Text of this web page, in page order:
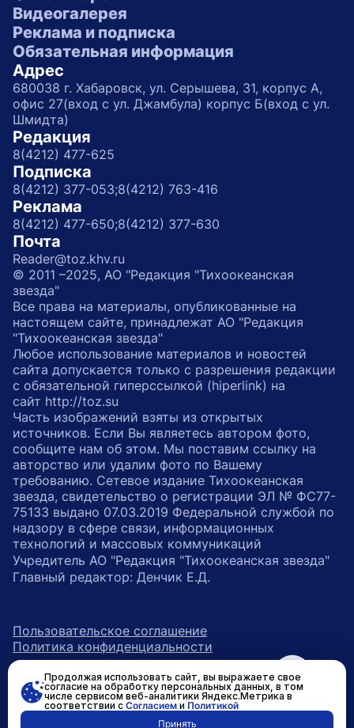
Видеогалерея
Реклама и подписка
Обязательная информация
Адрес
680038 г. Хабаровск, ул. Серышева, 31, корпус А,
офис 27(вход с ул. Джамбула) корпус Б(вход с ул.
Шмидта)
Редакция
8(4212) 477-625
Подписка
8(4212) 377-053;8(4212) 763-416
Реклама
8(4212) 477-650;8(4212) 377-630
Почта
Reader@toz.khv.ru
© 2011 –2025, АО "Редакция "Тихоокеанская
звезда"
Все права на материалы, опубликованные на
настоящем сайте, принадлежат АО "Редакция
"Тихоокеанская звезда"
Любое использование материалов и новостей
сайта допускается только с разрешения редакции
с обязательной гиперссылкой (hiperlink) на
сайт http://toz.su
Часть изображений взяты из открытых
источников. Если Вы являетесь автором фото,
сообщите нам об этом. Мы поставим ссылку на
авторство или удалим фото по Вашему
требованию. Сетевое издание Тихоокеанская
звезда, свидетельство о регистрации ЭЛ № ФС77-
75133 выдано 07.03.2019 Федеральной службой по
надзору в сфере связи, информационных
технологий и массовых коммуникаций
Учредитель АО "Редакция "Тихоокеанская звезда"
Главный редактор: Денчик Е.Д.
Пользовательское соглашение
Политика конфиденциальности
ссылка на главную
возрастное ограничение 16+
ссылка на страницу в Вконтакте
ссылка на страницу в
ссылка на канал в
Продолжая использовать сайт, вы выражаете свое
согласие на обработку персональных данных, в том
числе сервисом веб-аналитики Яндекс.Метрика в
соответствии с Согласиеми Политикой
Принять